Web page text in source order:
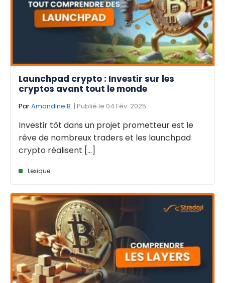
Launchpad crypto : Investir sur les
cryptos avant tout le monde
ParAmandine B. | Publié le 04 Fév. 2025
Investir tôt dans un projet prometteur est le
rêve de nombreux traders et les launchpad
crypto réalisent [...]
Lexique